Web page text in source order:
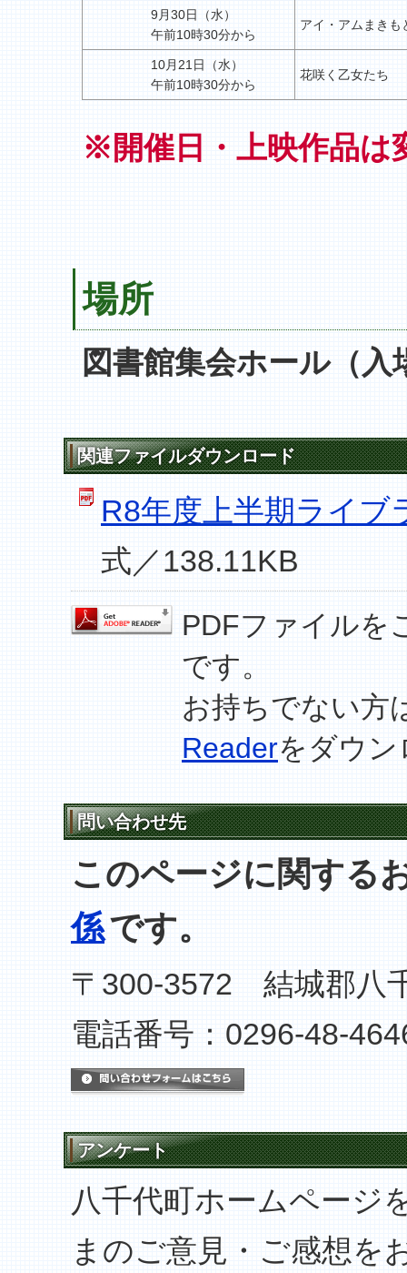
9月30日（水）
午前10時30分から
アイ・アムまきも
10月21日（水）
午前10時30分から
花咲く乙女たち
※開催日・上映作品は
場所
図書館集会ホール（入
関連ファイルダウンロード
R8年度上半期ライブ
式／138.11KB
PDFファイルを
です。
お持ちでない方
Readerをダウ
問い合わせ先
このページに関する
係です。
〒300-3572 結城郡八
電話番号：0296-48-
アンケート
八千代町ホームページ
まのご意見・ご感想を